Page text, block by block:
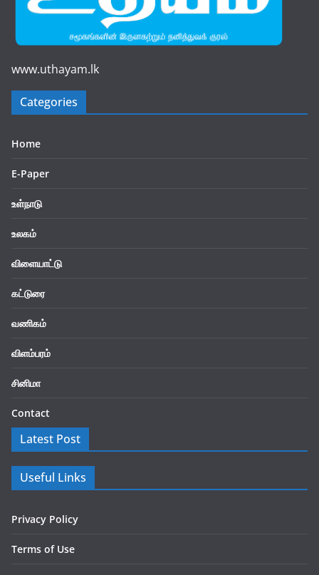
www.uthayam.lk
Categories
Home
E-Paper
உள்நாடு
உலகம்
விளையாட்டு
கட்டுரை
வணிகம்
விளம்பரம்
சினிமா
Contact
Latest Post
Useful Links
Privacy Policy
Terms of Use